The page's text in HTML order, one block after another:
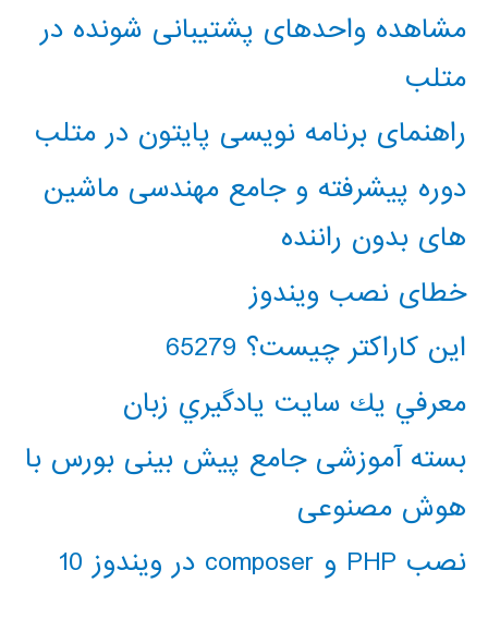
مشاهده واحدهای پشتیبانی شونده در
متلب
راهنمای برنامه نویسی پایتون در متلب
دوره پیشرفته و جامع مهندسی ماشین
های بدون راننده
خطای نصب ویندوز
این کاراکتر چیست؟ 65279
معرفي يك سايت يادگيري زبان
بسته آموزشی جامع پیش بینی بورس با
هوش مصنوعی
نصب PHP و composer در ویندوز 10